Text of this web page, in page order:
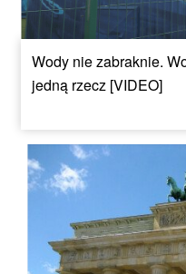
Wody nie zabraknie.
jedną rzecz [VIDEO]